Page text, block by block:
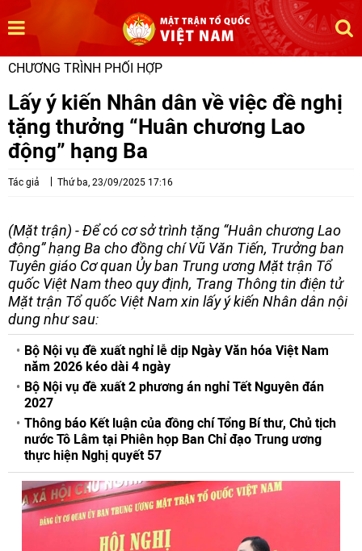
CHƯƠNG TRÌNH PHỐI HỢP
Lấy ý kiến Nhân dân về việc đề nghị
tặng thưởng “Huân chương Lao
động” hạng Ba
Tác giả Thứ ba, 23/09/2025 17:16
(Mặt trận) - Để có cơ sở trình tặng “Huân chương Lao
động” hạng Ba cho đồng chí Vũ Văn Tiến, Trưởng ban
Tuyên giáo Cơ quan Ủy ban Trung ương Mặt trận Tổ
quốc Việt Nam theo quy định, Trang Thông tin điện tử
Mặt trận Tổ quốc Việt Nam xin lấy ý kiến Nhân dân nội
dung như sau:
Bộ Nội vụ đề xuất nghỉ lễ dịp Ngày Văn hóa Việt Nam
năm 2026 kéo dài 4 ngày
Bộ Nội vụ đề xuất 2 phương án nghỉ Tết Nguyên đán
2027
Thông báo Kết luận của đồng chí Tổng Bí thư, Chủ tịch
nước Tô Lâm tại Phiên họp Ban Chỉ đạo Trung ương
thực hiện Nghị quyết 57